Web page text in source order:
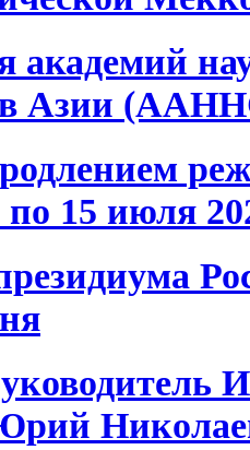
академий
в Азии
по 15 июля